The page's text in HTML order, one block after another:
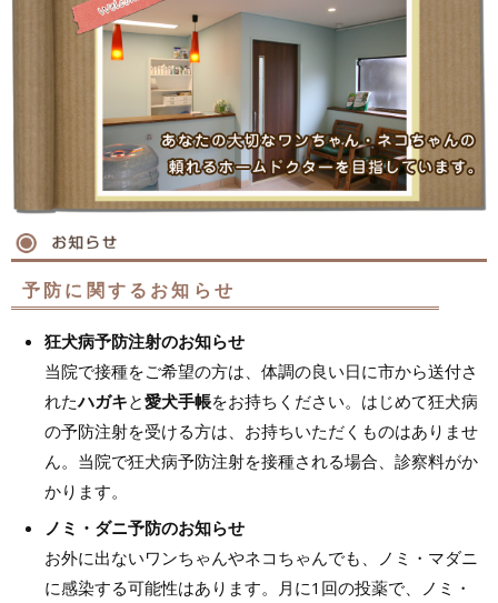
予防に関するお知らせ
狂犬病予防注射のお知らせ
当院で接種をご希望の方は、体調の良い日に市から送付さ
れたハガキと愛犬手帳をお持ちください。はじめて狂犬病
の予防注射を受ける方は、お持ちいただくものはありませ
ん。当院で狂犬病予防注射を接種される場合、診察料がか
かります。
ノミ・ダニ予防のお知らせ
お外に出ないワンちゃんやネコちゃんでも、ノミ・マダニ
に感染する可能性はあります。月に1回の投薬で、ノミ・